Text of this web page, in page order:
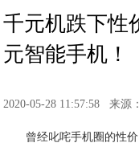
千元机跌下性
元智能手机！
2020-05-28 11:57:58 来源
曾经叱咤手机圈的性